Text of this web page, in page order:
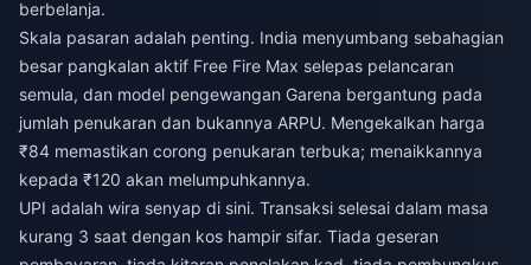
berbelanja.
Skala pasaran adalah penting. India menyumbang sebahagian
besar pangkalan aktif Free Fire Max selepas pelancaran
semula, dan model pengewangan Garena bergantung pada
jumlah penukaran dan bukannya ARPU. Mengekalkan harga
₹84 memastikan corong penukaran terbuka; menaikkannya
kepada ₹120 akan melumpuhkannya.
UPI adalah wira senyap di sini. Transaksi selesai dalam masa
kurang 3 saat dengan kos hampir sifar. Tiada geseran